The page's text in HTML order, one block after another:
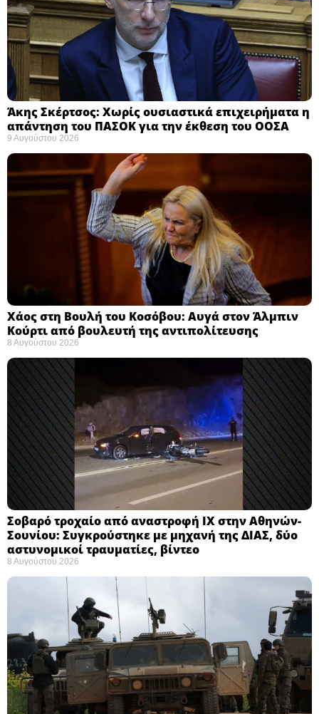
Άκης Σκέρτσος: Χωρίς ουσιαστικά επιχειρήματα η
απάντηση του ΠΑΣΟΚ για την έκθεση του ΟΟΣΑ ​
9 Αυγούστου 2026
Χάος στη Βουλή του Κοσόβου: Αυγά στον Άλμπιν
Κούρτι από βουλευτή της αντιπολίτευσης
8 Αυγούστου 2026
Σοβαρό τροχαίο από αναστροφή ΙΧ στην Αθηνών-
Σουνίου: Συγκρούστηκε με μηχανή της ΔΙΑΣ, δύο
αστυνομικοί τραυματίες, βίντεο
8 Αυγούστου 2026